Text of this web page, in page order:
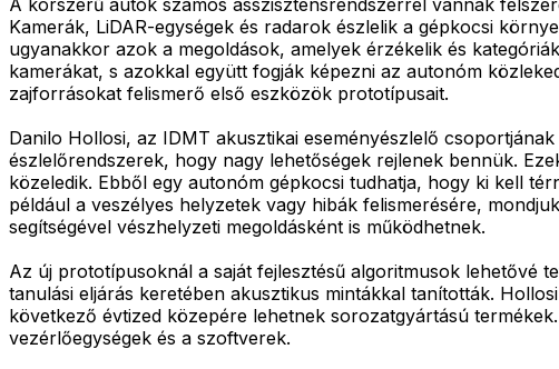
Kamerák, LiDAR-egységek és radarok észlelik a gépkocsi
ugyanakkor azok a megoldások, amelyek érzékelik és
kamerákat, s azokkal együtt fogják képezni az autonóm
zajforrásokat felismerő első eszközök prototípusait.
Danilo Hollosi, az IDMT akusztikai eseményészlelő
észlelőrendszerek, hogy nagy lehetőségek rejlenek bennük.
közeledik. Ebből egy autonóm gépkocsi tudhatja, hogy ki kell
például a veszélyes helyzetek vagy hibák felismerésére,
segítségével vészhelyzeti megoldásként is működhetnek.
Az új prototípusoknál a saját fejlesztésű algoritmusok lehetővé
tanulási eljárás keretében akusztikus mintákkal tanították.
következő évtized közepére lehetnek sorozatgyártású
vezérlőegységek és a szoftverek.